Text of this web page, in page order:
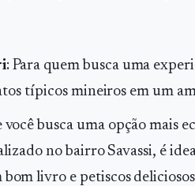
: Para quem busca uma
típicos mineiros em um
você busca uma opção mais
no bairro Savassi, é
livro e petiscos